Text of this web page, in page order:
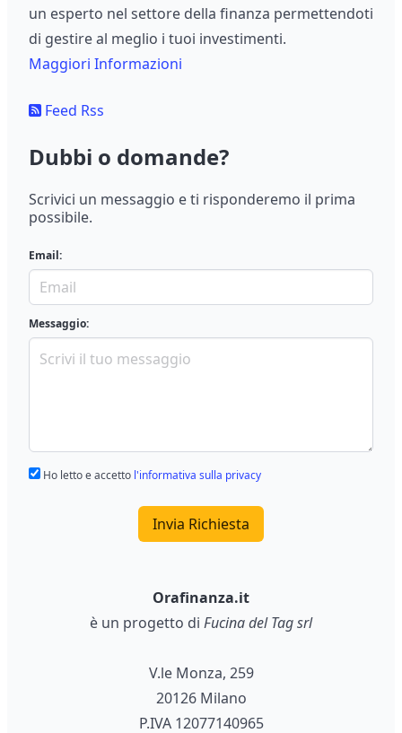
un esperto nel settore della finanza permettendoti
di gestire al meglio i tuoi investimenti.
Maggiori Informazioni
Feed Rss
Dubbi o domande?
Scrivici un messaggio e ti risponderemo il prima
possibile.
Email:
Messaggio:
Ho letto e accetto l'informativa sulla privacy
Invia Richiesta
Orafinanza.it
è un progetto di Fucina del Tag srl
V.le Monza, 259
20126 Milano
P.IVA 12077140965